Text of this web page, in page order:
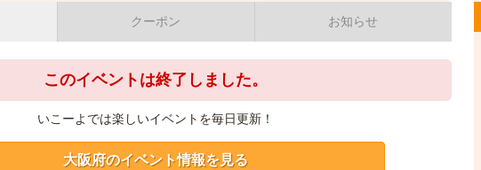
クーポン お知らせ
このイベントは終了しました。
いこーよでは楽しいイベントを毎日更新！
大阪府のイベント情報を見る